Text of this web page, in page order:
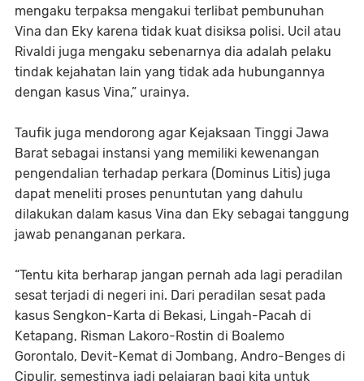
mengaku terpaksa mengakui terlibat pembunuhan
Vina dan Eky karena tidak kuat disiksa polisi. Ucil atau
Rivaldi juga mengaku sebenarnya dia adalah pelaku
tindak kejahatan lain yang tidak ada hubungannya
dengan kasus Vina,” urainya.
Taufik juga mendorong agar Kejaksaan Tinggi Jawa
Barat sebagai instansi yang memiliki kewenangan
pengendalian terhadap perkara (Dominus Litis) juga
dapat meneliti proses penuntutan yang dahulu
dilakukan dalam kasus Vina dan Eky sebagai tanggung
jawab penanganan perkara.
“Tentu kita berharap jangan pernah ada lagi peradilan
sesat terjadi di negeri ini. Dari peradilan sesat pada
kasus Sengkon-Karta di Bekasi, Lingah-Pacah di
Ketapang, Risman Lakoro-Rostin di Boalemo
Gorontalo, Devit-Kemat di Jombang, Andro-Benges di
Cipulir, semestinya jadi pelajaran bagi kita untuk